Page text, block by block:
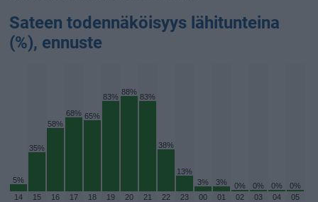
Sateen todennäköisyys lähitunteina
(%), ennuste
5%
35%
58%
68% 65%
83%
88%
83%
38%
13%
3%
3% 0% 0% 0%
0%
14
15 16 17 18 19 20 21 22 23 00 01 02 03 04 05